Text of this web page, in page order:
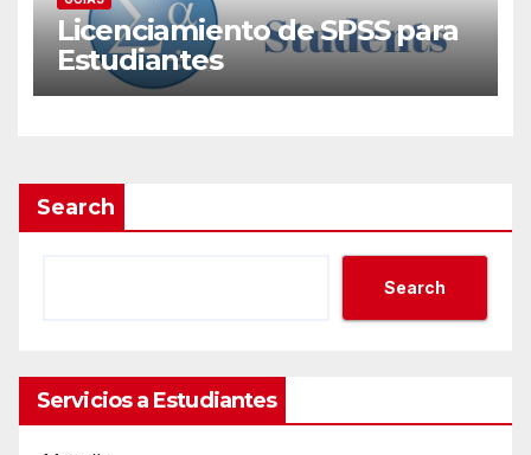
Licenciamiento de SPSS para
Estudiantes
Search
Search
Servicios a Estudiantes